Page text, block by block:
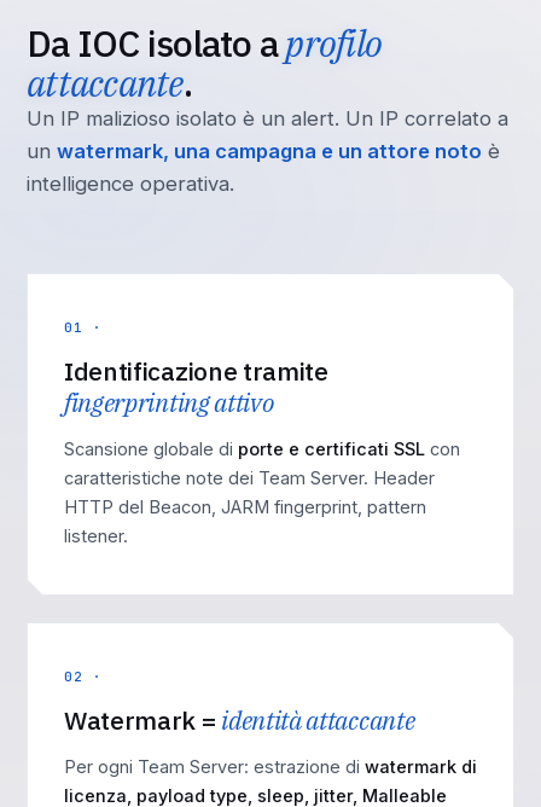
Da IOC isolato aprofilo
attaccante.
Un IP malizioso isolato è un alert. Un IP correlato a
un watermark, una campagna e un attore noto è
intelligence operativa.
01 ·
Identificazione tramite
fingerprinting attivo
Scansione globale di porte e certificati SSL con
caratteristiche note dei Team Server. Header
HTTP del Beacon, JARM fingerprint, pattern
listener.
02 ·
Watermark = identità attaccante
Per ogni Team Server: estrazione di watermark di
licenza, payload type, sleep, jitter, Malleable